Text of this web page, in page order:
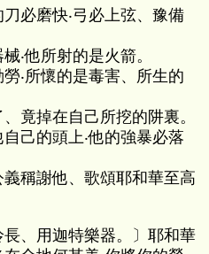
必磨快‧弓必上弦、豫備
‧他所射的是火箭。
‧所懷的是毒害、所生的
竟掉在自己所挖的阱裏。
己的頭上‧他的強暴必落
稱謝他、歌頌耶和華至高
長、用迦特樂器。〕耶和華